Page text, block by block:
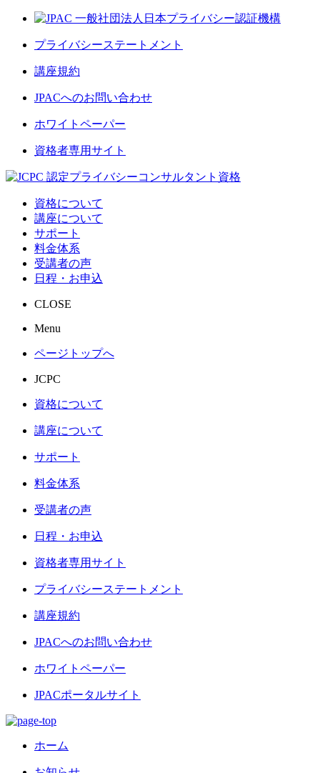
プライバシーステートメント
講座規約
JPACへのお問い合わせ
ホワイトペーパー
資格者専用サイト
資格について
講座について
サポート
料金体系
受講者の声
日程・お申込
CLOSE
Menu
ページトップへ
JCPC
資格について
講座について
サポート
料金体系
受講者の声
日程・お申込
資格者専用サイト
プライバシーステートメント
講座規約
JPACへのお問い合わせ
ホワイトペーパー
JPACポータルサイト
ホーム